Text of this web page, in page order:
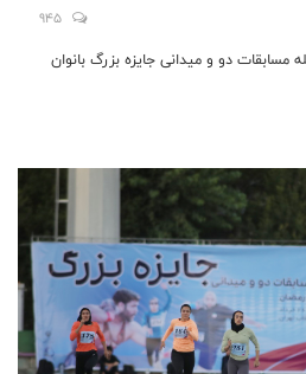
945
دو و میدانی جایزه بزرگ بانوان